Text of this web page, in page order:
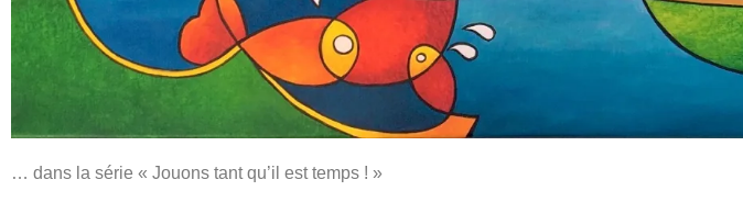
… dans la série « Jouons tant qu’il est temps ! »